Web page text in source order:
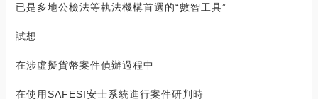
已是多地公檢法等執法機構首選的“數智工具”
試想
在涉虛擬貨幣案件偵辦過程中
在使用SAFESI安士系統進行案件研判時